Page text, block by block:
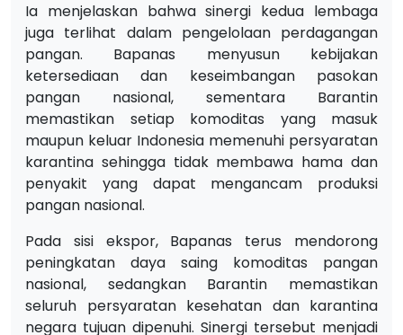
Ia menjelaskan bahwa sinergi kedua lembaga
juga terlihat dalam pengelolaan perdagangan
pangan. Bapanas menyusun kebijakan
ketersediaan dan keseimbangan pasokan
pangan nasional, sementara Barantin
memastikan setiap komoditas yang masuk
maupun keluar Indonesia memenuhi persyaratan
karantina sehingga tidak membawa hama dan
penyakit yang dapat mengancam produksi
pangan nasional.
Pada sisi ekspor, Bapanas terus mendorong
peningkatan daya saing komoditas pangan
nasional, sedangkan Barantin memastikan
seluruh persyaratan kesehatan dan karantina
negara tujuan dipenuhi. Sinergi tersebut menjadi